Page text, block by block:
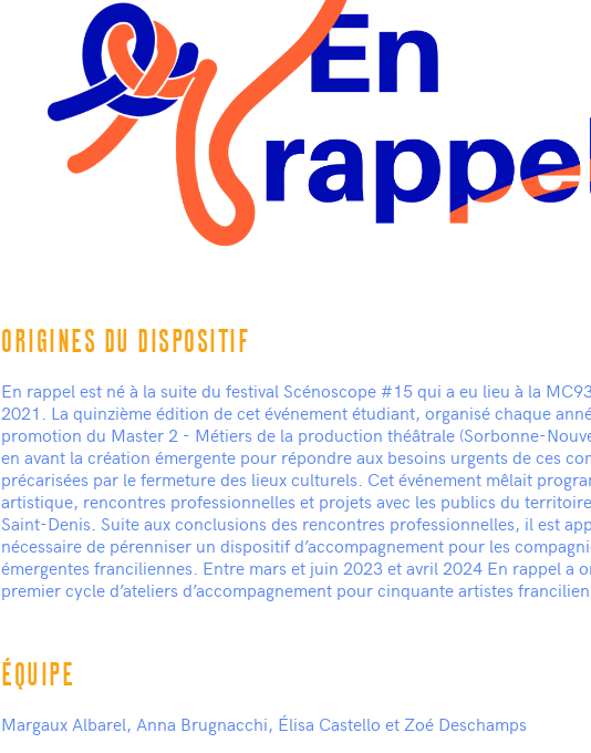
ORIGINES DU DISPOSITIF
En rappel est né à la suite du festival Scénoscope #15 qui a eu lieu à la
2021. La quinzième édition de cet événement étudiant, organisé chaque
promotion du Master 2 - Métiers de la production théâtrale (Sorbonne-
en avant la création émergente pour répondre aux besoins urgents de ces
précarisées par le fermeture des lieux culturels. Cet événement mêlait
artistique, rencontres professionnelles et projets avec les publics du
Saint-Denis. Suite aux conclusions des rencontres professionnelles, il est
nécessaire de pérenniser un dispositif d’accompagnement pour les
émergentes franciliennes. Entre mars et juin 2023 et avril 2024 En rappel a
premier cycle d’ateliers d’accompagnement pour cinquante artistes
ÉQUIPE
Margaux Albarel, Anna Brugnacchi, Élisa Castello et Zoé Deschamps